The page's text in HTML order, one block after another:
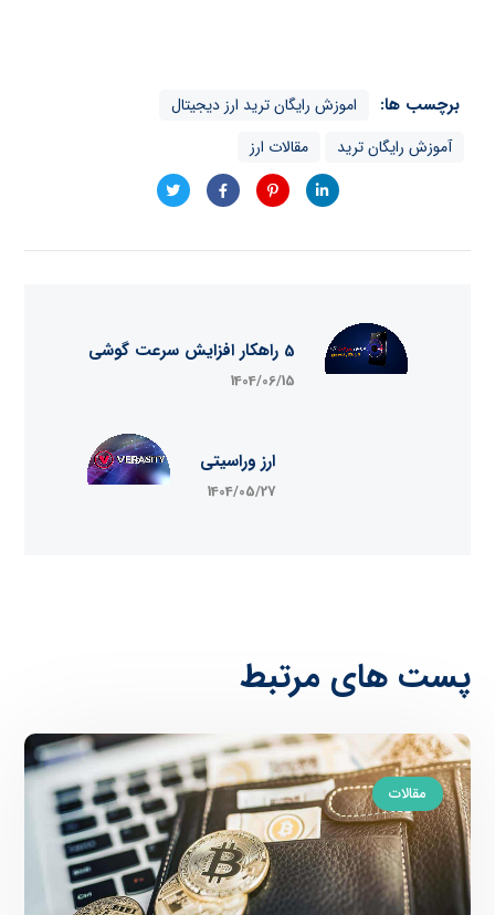
برچسب ها:
اموزش رایگان ترید ارز دیجیتال
آموزش رایگان ترید
مقالات ارز
5 راهکار افزایش سرعت گوشی
1404/06/15
ارز وراسیتی
1404/05/27
پست های مرتبط
مقالات